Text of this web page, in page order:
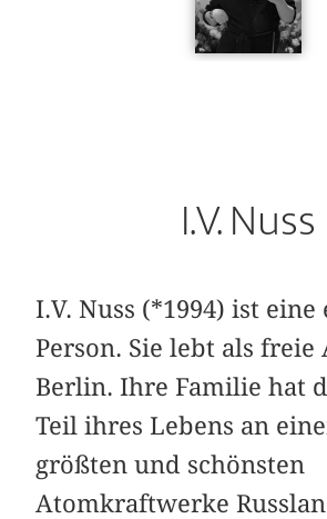
I.V. Nuss
I.V. Nuss (*1994) ist eine
Person. Sie lebt als
Berlin. Ihre Familie hat
Teil ihres Lebens an
größten und schönsten
Atomkraftwerke